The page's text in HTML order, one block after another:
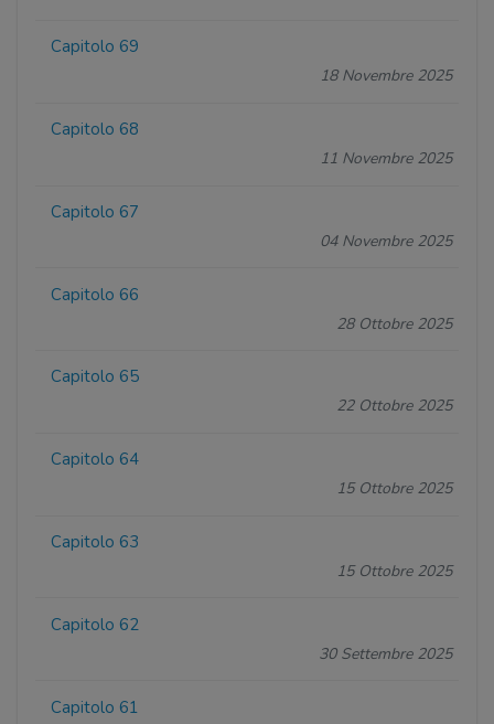
Capitolo 69
18 Novembre 2025
Capitolo 68
11 Novembre 2025
Capitolo 67
04 Novembre 2025
Capitolo 66
28 Ottobre 2025
Capitolo 65
22 Ottobre 2025
Capitolo 64
15 Ottobre 2025
Capitolo 63
15 Ottobre 2025
Capitolo 62
30 Settembre 2025
Capitolo 61